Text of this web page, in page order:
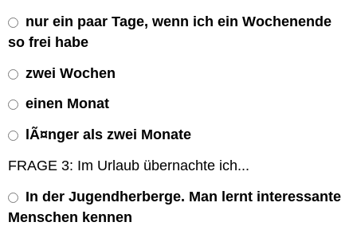
nur ein paar Tage, wenn ich ein Wochenende
so frei habe
zwei Wochen
einen Monat
lÃ¤nger als zwei Monate
FRAGE 3: Im Urlaub übernachte ich...
In der Jugendherberge. Man lernt interessante
Menschen kennen